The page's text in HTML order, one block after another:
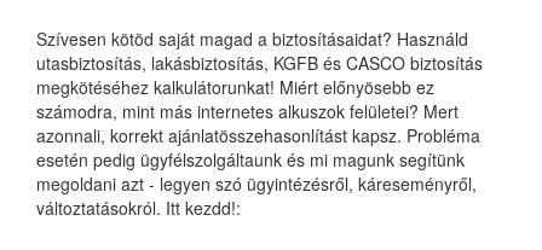
Szívesen kötöd saját magad a biztosításaidat? Használd
utasbiztosítás, lakásbiztosítás, KGFB és CASCO biztosítás
megkötéséhez kalkulátorunkat! Miért előnyösebb ez
számodra, mint más internetes alkuszok felületei? Mert
azonnali, korrekt ajánlatösszehasonlítást kapsz. Probléma
esetén pedig ügyfélszolgáltaunk és mi magunk segítünk
megoldani azt - legyen szó ügyintézésről, káreseményről,
változtatásokról. Itt kezdd!: